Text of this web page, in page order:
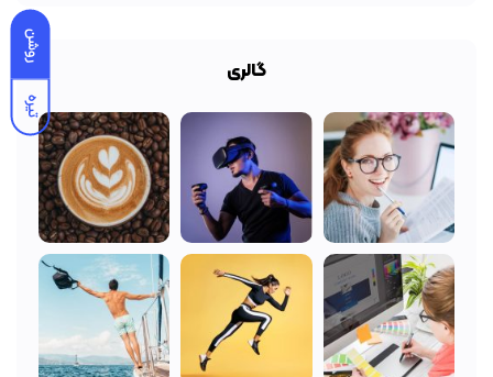
روشن
تیره
گالری